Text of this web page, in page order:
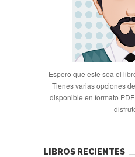
Espero que este sea el
Tienes varias opciones
disponible en formato
LIBROS RECIENTES